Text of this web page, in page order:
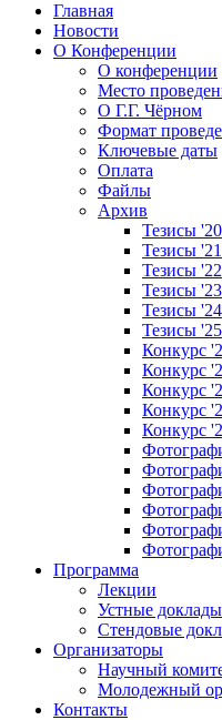
Главная
Новости
О Конференции
О конференции
Место
О Г.Г. Чёрном
Формат
Ключевые даты
Оплата
Файлы
Архив
Тезисы '20
Тезисы '21
Тезисы '22
Тезисы '23
Тезисы '24
Тезисы '25
Конкурс
Конкурс
Конкурс
Конкурс
Конкурс
Программа
Лекции
Устные доклады
Стендовые
Организаторы
Научный
Молодежный
Контакты